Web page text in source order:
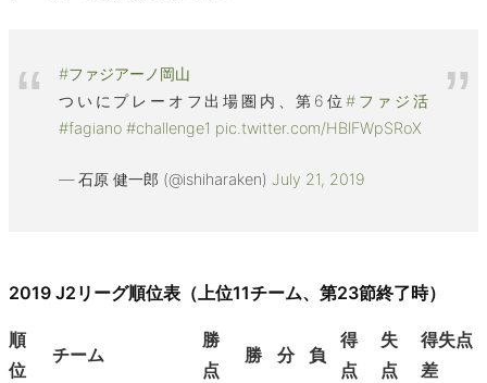
#ファジアーノ岡山
ついにプレーオフ出場圏内、第6位 #ファジ活
#fagiano #challenge1 pic.twitter.com/HBlFWpSRoX
— 石原 健一郎 (@ishiharaken)July 21, 2019
2019 J2リーグ順位表（上位11チーム、第23節終了時）
順
位
チーム
勝
点
勝 分 負
得
点
失
点
得失点
差